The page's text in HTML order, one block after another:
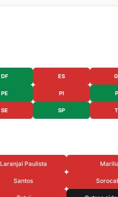
DF ES
PE PI
SE SP
Laranjal Paulista
Santos